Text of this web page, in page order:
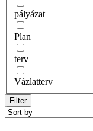
pályázat
Plan
terv
Vázlatterv
Filter